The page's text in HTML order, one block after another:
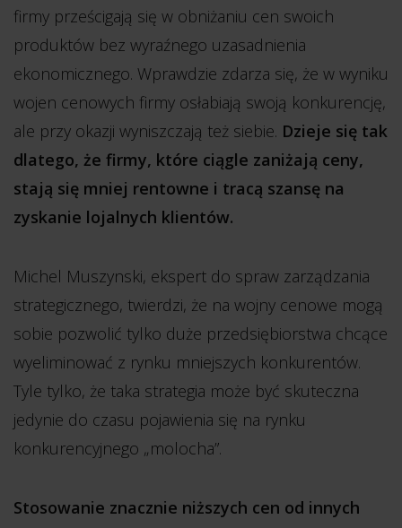
firmy prześcigają się w obniżaniu cen swoich
produktów bez wyraźnego uzasadnienia
ekonomicznego. Wprawdzie zdarza się, że w wyniku
wojen cenowych firmy osłabiają swoją konkurencję,
ale przy okazji wyniszczają też siebie. Dzieje się tak
dlatego, że firmy, które ciągle zaniżają ceny,
stają się mniej rentowne i tracą szansę na
zyskanie lojalnych klientów.
Michel Muszynski, ekspert do spraw zarządzania
strategicznego, twierdzi, że na wojny cenowe mogą
sobie pozwolić tylko duże przedsiębiorstwa chcące
wyeliminować z rynku mniejszych konkurentów.
Tyle tylko, że taka strategia może być skuteczna
jedynie do czasu pojawienia się na rynku
konkurencyjnego „molocha”.
Stosowanie znacznie niższych cen od innych